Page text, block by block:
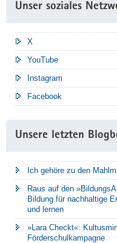
Unser soziales
X
YouTube
Instagram
Facebook
Unsere letzten
Ich gehöre zu den
Raus auf den
Bildung für nachhaltige
und lernen
»Lara Checkt«:
Förderschulkampagne